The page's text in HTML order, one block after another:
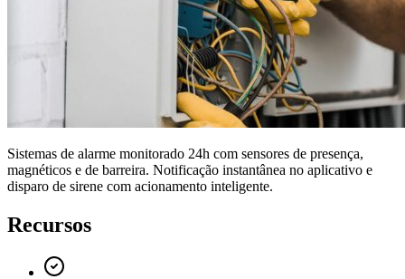
Sistemas de alarme monitorado 24h com sensores de presença,
magnéticos e de barreira. Notificação instantânea no aplicativo e
disparo de sirene com acionamento inteligente.
Recursos